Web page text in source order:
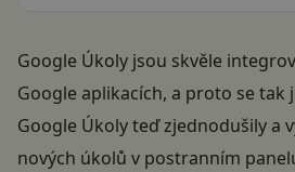
Google Úkoly jsou skvěle
Google aplikacích, a proto se tak
Google Úkoly teď zjednodušily a
nových úkolů v postranním